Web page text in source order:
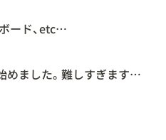
ボード、etc…
めました。難しすぎます…